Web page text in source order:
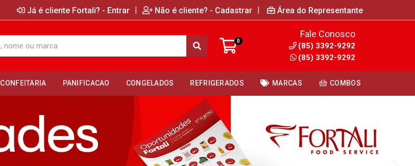
Já é cliente Fortali? - Entrar | Não é cliente? - Cadastrar | Área do Representante
0
Fale Conosco
(85) 3392-9292
(85) 3392-9292
CONFEITARIA PANIFICACAO CONGELADOS REFRIGERADOS MARCAS COMBOS